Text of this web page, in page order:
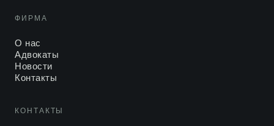
Екатерина Цират об актуальных проблемах
Геннадий Цират: «Все, что нужно знать о Стокгольме и
центральноевропейских арбитражах», Legal High School
интеллектуальной собственности
ФИРМА
О нас
Адвокаты
Новости
Контакты
КОНТАКТЫ